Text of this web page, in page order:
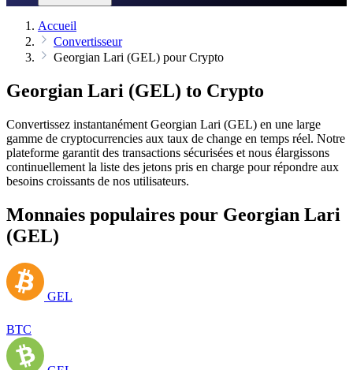
Accueil
Convertisseur
Georgian Lari (GEL) pour Crypto
Georgian Lari (GEL) to Crypto
Convertissez instantanément Georgian Lari (GEL) en une large
gamme de cryptocurrencies aux taux de change en temps réel. Notre
plateforme garantit des transactions sécurisées et nous élargissons
continuellement la liste des jetons pris en charge pour répondre aux
besoins croissants de nos utilisateurs.
Monnaies populaires pour Georgian Lari
(GEL)
GEL
BTC